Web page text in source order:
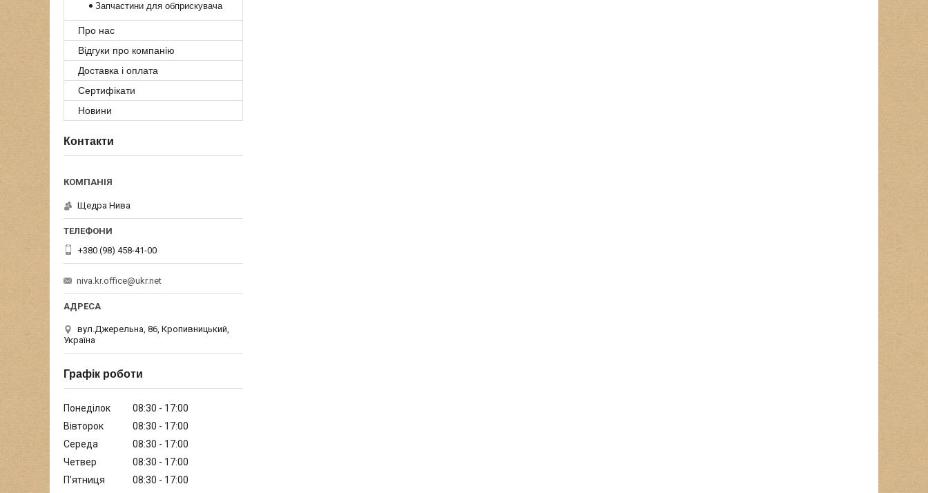
Запчастини для обприскувача
Про нас
Відгуки про компанію
Доставка і оплата
Сертифікати
Новини
Контакти
Щедра Нива
+380 (98) 458-41-00
niva.kr.office@ukr.net
вул.Джерельна, 86, Кропивницький,
Україна
Графік роботи
Понеділок 08:30
17:00
Вівторок
08:30
17:00
Середа
08:30
17:00
Четвер
08:30
17:00
Пʼятниця
08:30
17:00